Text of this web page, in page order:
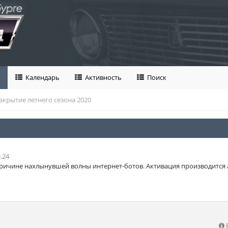
Календарь Активность Поиск
летнего сезона 2020
нахлынувшей волны интернет-ботов. Активация